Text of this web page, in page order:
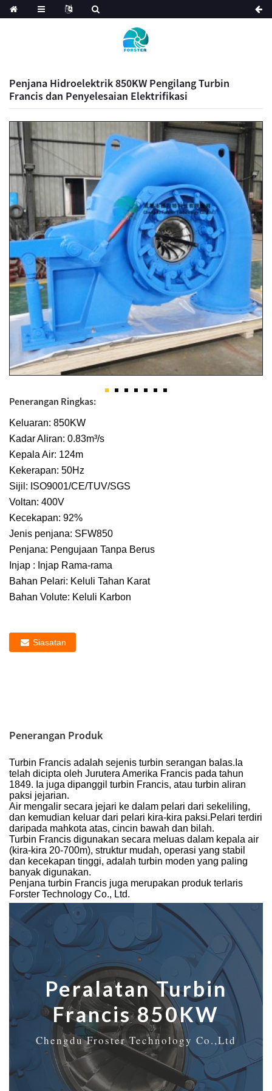
Penjana Hidroelektrik 850KW Pengilang Turbin
Francis dan Penyelesaian Elektrifikasi
Penerangan Ringkas:
Keluaran: 850KW
Kadar Aliran: 0.83m³/s
Kepala Air: 124m
Kekerapan: 50Hz
Sijil: ISO9001/CE/TUV/SGS
Voltan: 400V
Kecekapan: 92%
Jenis penjana: SFW850
Penjana: Pengujaan Tanpa Berus
Injap : Injap Rama-rama
Bahan Pelari: Keluli Tahan Karat
Bahan Volute: Keluli Karbon
Siasatan
Penerangan Produk
Turbin Francis adalah sejenis turbin serangan balas.Ia
telah dicipta oleh Jurutera Amerika Francis pada tahun
1849. Ia juga dipanggil turbin Francis, atau turbin aliran
paksi jejarian.
Air mengalir secara jejari ke dalam pelari dari sekeliling,
dan kemudian keluar dari pelari kira-kira paksi.Pelari terdiri
daripada mahkota atas, cincin bawah dan bilah.
Turbin Francis digunakan secara meluas dalam kepala air
(kira-kira 20-700m), struktur mudah, operasi yang stabil
dan kecekapan tinggi, adalah turbin moden yang paling
banyak digunakan.
Penjana turbin Francis juga merupakan produk terlaris
Forster Technology Co., Ltd.
Peralatan Turbin
Francis 850KW
Chengdu Froster Technology Co.,Ltd